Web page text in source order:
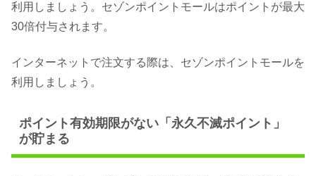
利用しましょう。セゾンポイントモールはポイントが最大
30倍付与されます。
インターネットで注文する際は、セゾンポイントモールを
利用しましょう。
ポイント有効期限がない「永久不滅ポイント」
が貯まる